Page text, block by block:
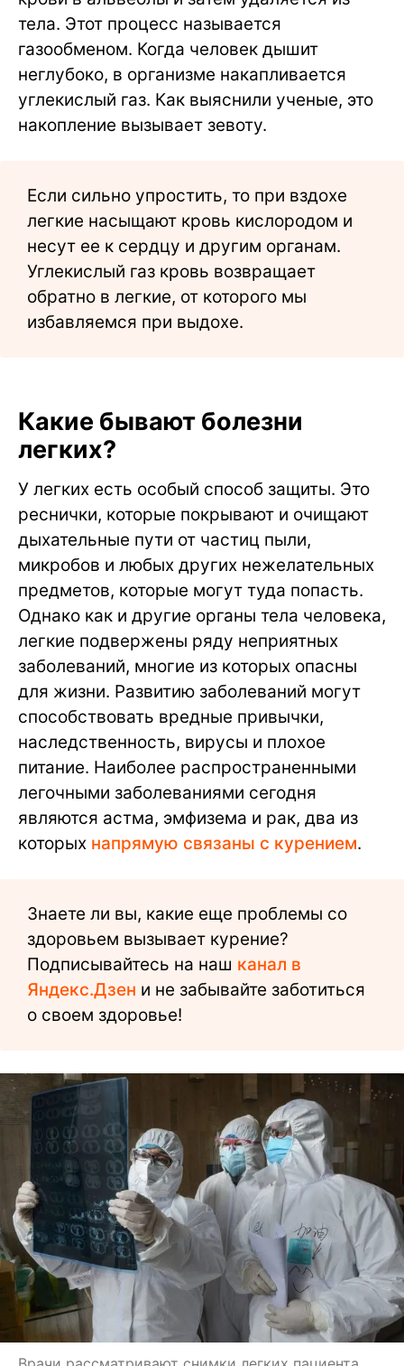
тела. Этот процесс называется
газообменом. Когда человек дышит
неглубоко, в организме накапливается
углекислый газ. Как выяснили ученые, это
накопление вызывает зевоту.
Если сильно упростить, то при вздохе
легкие насыщают кровь кислородом и
несут ее к сердцу и другим органам.
Углекислый газ кровь возвращает
обратно в легкие, от которого мы
избавляемся при выдохе.
Какие бывают болезни
легких?
У легких есть особый способ защиты. Это
реснички, которые покрывают и очищают
дыхательные пути от частиц пыли,
микробов и любых других нежелательных
предметов, которые могут туда попасть.
Однако как и другие органы тела человека,
легкие подвержены ряду неприятных
заболеваний, многие из которых опасны
для жизни. Развитию заболеваний могут
способствовать вредные привычки,
наследственность, вирусы и плохое
питание. Наиболее распространенными
легочными заболеваниями сегодня
являются астма, эмфизема и рак, два из
которых напрямую связаны с курением.
Знаете ли вы, какие еще проблемы со
здоровьем вызывает курение?
Подписывайтесь на наш канал в
Яндекс.Дзен и не забывайте заботиться
о своем здоровье!